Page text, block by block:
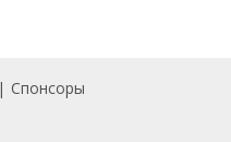
Спонсоры